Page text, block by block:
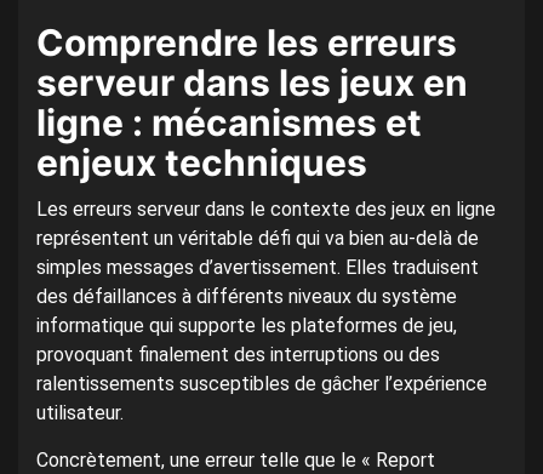
Comprendre les erreurs
serveur dans les jeux en
ligne : mécanismes et
enjeux techniques
Les erreurs serveur dans le contexte des jeux en ligne
représentent un véritable défi qui va bien au-delà de
simples messages d’avertissement. Elles traduisent
des défaillances à différents niveaux du système
informatique qui supporte les plateformes de jeu,
provoquant finalement des interruptions ou des
ralentissements susceptibles de gâcher l’expérience
utilisateur.
Concrètement, une erreur telle que le « Report